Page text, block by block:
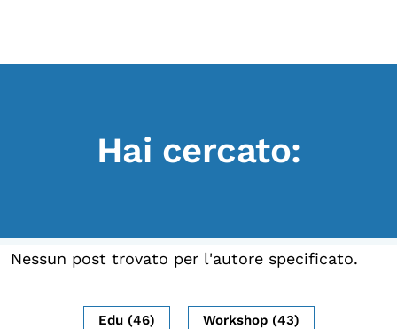
LA FONDAZIONE
Hai cercato:
Nessun post trovato per l'autore specificato.
Edu (46) Workshop (43)